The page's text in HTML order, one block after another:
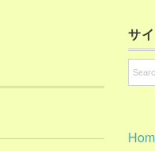
サ